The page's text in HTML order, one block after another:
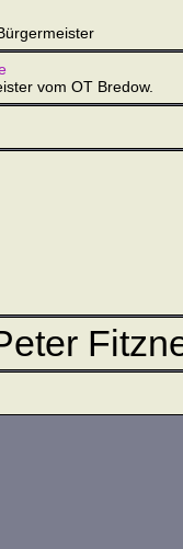
vom OT Bredow.